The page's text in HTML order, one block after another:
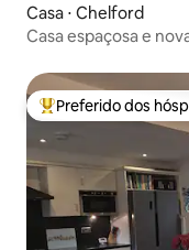
Casa ⋅ Chelford
Casa espaçosa e
Entre os melhores
Preferido dos